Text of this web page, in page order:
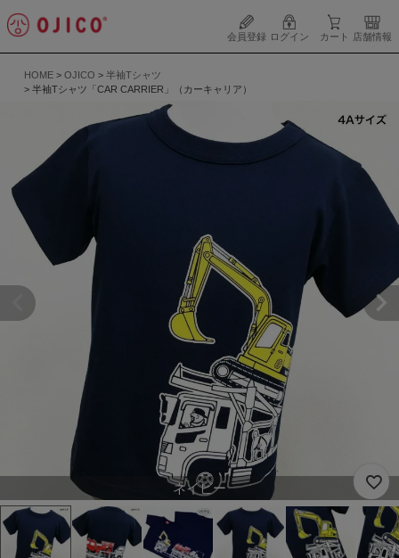
会員登録 ログイン カート 店舗情報
HOME OJICO
半袖Tシャツ
半袖Tシャツ「CAR CARRIER」（カーキャリア）
ネイビー